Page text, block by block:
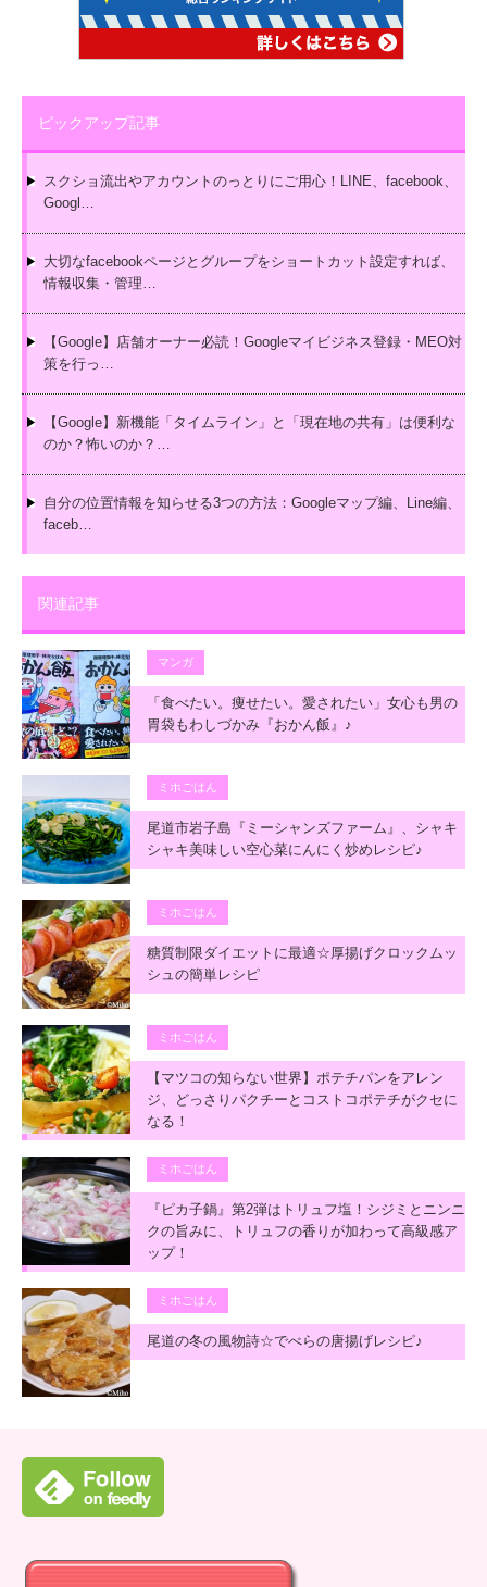
ピックアップ記事
スクショ流出やアカウントのっとりにご用心！LINE、facebook、
Googl…
大切なfacebookページとグループをショートカット設定すれば、
情報収集・管理…
【Google】店舗オーナー必読！Googleマイビジネス登録・MEO対
策を行っ…
【Google】新機能「タイムライン」と「現在地の共有」は便利な
のか？怖いのか？…
自分の位置情報を知らせる3つの方法：Googleマップ編、Line編、
faceb…
関連記事
マンガ
「食べたい。痩せたい。愛されたい」女心も男の
胃袋もわしづかみ『おかん飯』♪
ミホごはん
尾道市岩子島『ミーシャンズファーム』、シャキ
シャキ美味しい空心菜にんにく炒めレシピ♪
ミホごはん
糖質制限ダイエットに最適☆厚揚げクロックムッ
シュの簡単レシピ
ミホごはん
【マツコの知らない世界】ポテチパンをアレン
ジ、どっさりパクチーとコストコポテチがクセに
なる！
ミホごはん
『ピカ子鍋』第2弾はトリュフ塩！シジミとニンニ
クの旨みに、トリュフの香りが加わって高級感ア
ップ！
ミホごはん
尾道の冬の風物詩☆でべらの唐揚げレシピ♪